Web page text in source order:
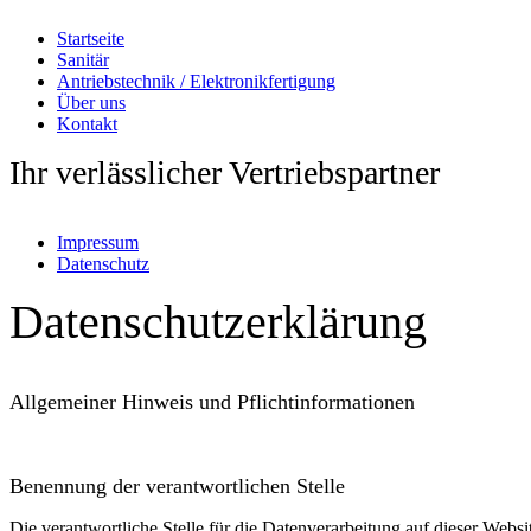
Startseite
Sanitär
Antriebstechnik / Elektronikfertigung
Über uns
Kontakt
Ihr verlässlicher Vertriebspartner
Impressum
Datenschutz
Datenschutzerklärung
Allgemeiner Hinweis und Pflichtinformationen
Benennung der verantwortlichen Stelle